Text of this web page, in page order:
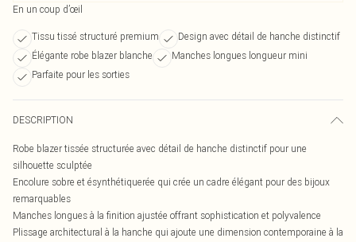
En un coup d’œil
Tissu tissé structuré premium
Design avec détail de hanche distinctif
Élégante robe blazer blanche
Manches longues longueur mini
Parfaite pour les sorties
DESCRIPTION
Robe blazer tissée structurée avec détail de hanche distinctif pour une
silhouette sculptée
Encolure sobre et ésynthétiquerée qui crée un cadre élégant pour des bijoux
remarquables
Manches longues à la finition ajustée offrant sophistication et polyvalence
Plissage architectural à la hanche qui ajoute une dimension contemporaine à la